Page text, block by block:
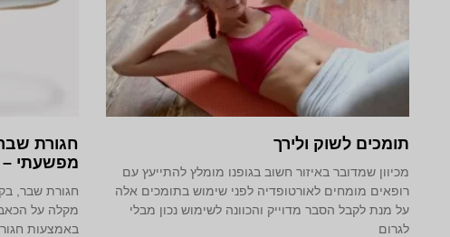
תומכים לשוק ולירך
מכיוון שמדובר באיזור חשוב בגופנו מומלץ להתייעץ עם
רופאים מומחים לאורטופדיה לפני שימוש בתומכים אלה
על מנת לקבל הסבר מדוייק והכוונה לשימוש נכון מבלי
לגרום
חגורת
מפשעתי
חגורת שבר,
מקלה על
באמצעות